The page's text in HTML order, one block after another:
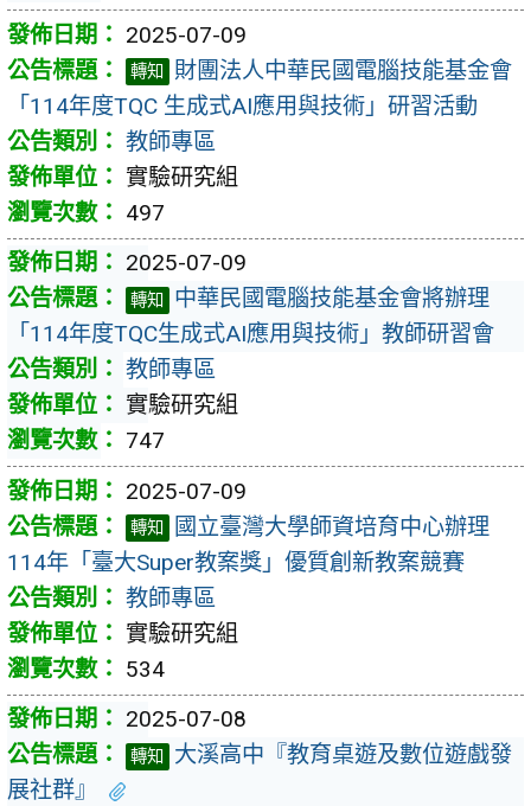
2025-07-09
轉知
財團法人中華民國電腦技能基金會
「114年度TQC 生成式AI應用與技術」研習活動
教師專區
實驗研究組
497
2025-07-09
轉知
中華民國電腦技能基金會將辦理
「114年度TQC生成式AI應用與技術」教師研習會
教師專區
實驗研究組
747
2025-07-09
轉知
國立臺灣大學師資培育中心辦理
114年「臺大Super教案獎」優質創新教案競賽
教師專區
實驗研究組
534
2025-07-08
轉知
大溪高中『教育桌遊及數位遊戲發
展社群』